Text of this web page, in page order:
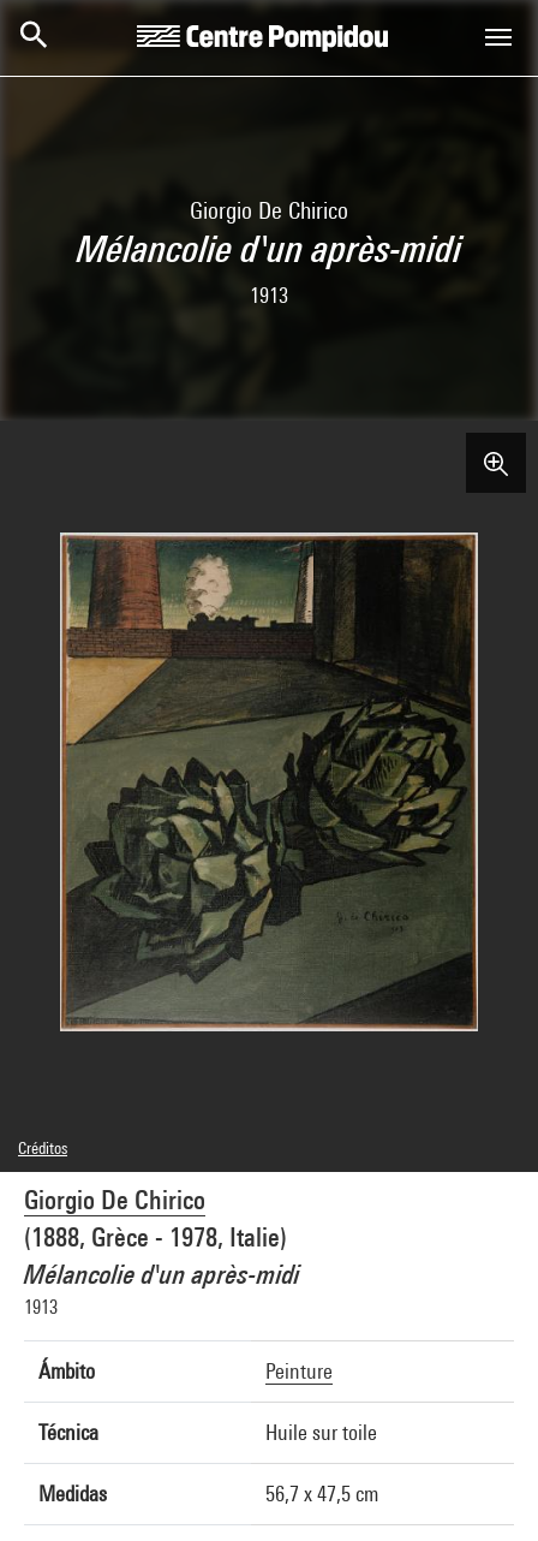
Skip to main content
Centre Pompidou
Giorgio De Chirico
Mélancolie d'un après-midi
1913
Giorgio De Chirico
(1888, Grèce - 1978, Italie)
Mélancolie d'un après-midi
1913
Ámbito Peinture
Técnica Huile sur toile
Medidas 56,7 x 47,5 cm
Créditos
© Adagp, Paris
Créditos fotográficos : Centre Pompidou, MNAM-CCI/Jean-Claude Planchet/Dist.
GrandPalaisRmn
Referencia de la imagen : 4R11163 [1998 CX 0784]
Difusión de la imagen :GrandPalaisRmnPhoto